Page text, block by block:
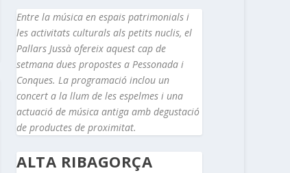
Entre la música en espais patrimonials i
les activitats culturals als petits nuclis, el
Pallars Jussà ofereix aquest cap de
setmana dues propostes a Pessonada i
Conques. La programació inclou un
concert a la llum de les espelmes i una
actuació de música antiga amb degustació
de productes de proximitat.
ALTA RIBAGORÇA